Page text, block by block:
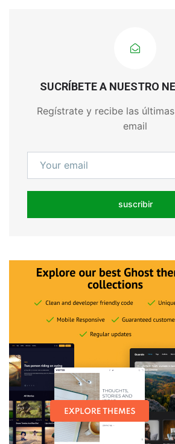
SUCRÍBETE A NUESTRO
Regístrate y recibe las
email
suscribir